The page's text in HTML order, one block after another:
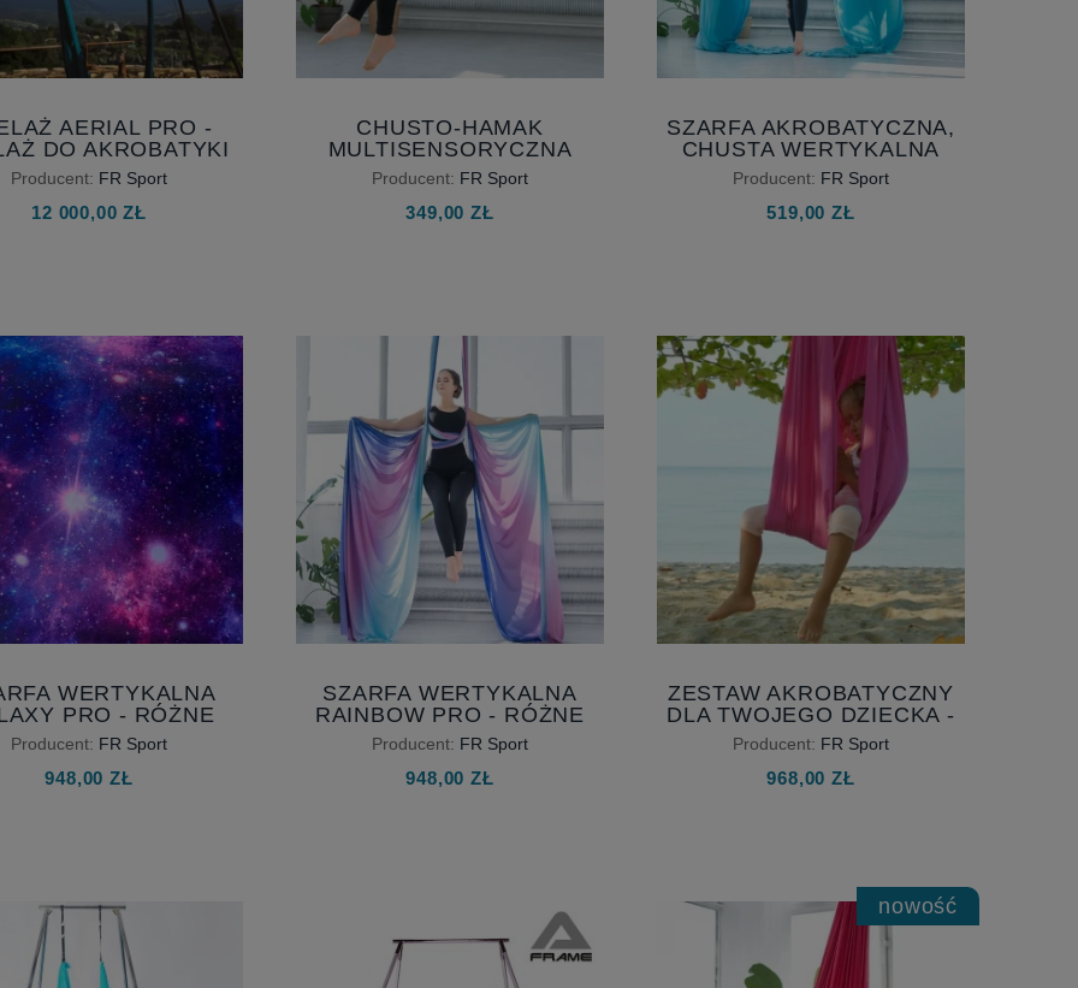
AERIAL PRO -
DO AKROBATYKI
- AERIAL
- KONSTRUKCJA DO
SZARFY I KOŁA
Producent: FR Sport
12 000,00 ZŁ
CHUSTO-HAMAK
MULTISENSORYCZNA
HUŚTAWKA DLA DZIECI Z
AKCESORIAMI
Producent: FR Sport
349,00 ZŁ
SZARFA AKROBATYCZNA,
CHUSTA WERTYKALNA
PRO RÓŻNE DŁUGOŚCI
WEDŁUG POTRZEB
Producent: FR Sport
519,00 ZŁ
WERTYKALNA
PRO - RÓŻNE
DŁUGOŚCI
Producent: FR Sport
948,00 ZŁ
SZARFA WERTYKALNA
RAINBOW PRO - RÓŻNE
DŁUGOŚCI
Producent: FR Sport
948,00 ZŁ
ZESTAW AKROBATYCZNY
DLA TWOJEGO DZIECKA -
MULTISENSORYCZNY
HAMAK DLA ROZWOJU
TWOJEGO DZIECKA
Producent: FR Sport
968,00 ZŁ
nowość